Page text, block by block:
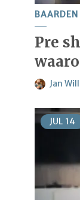
BAARDEN
Pre
Jan
JUL 14